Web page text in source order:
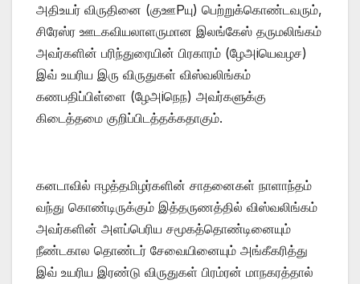
அதிஉயர் விருதினை (குஊPயு) பெற்றுக்கொண்டவரும்,
சிரேஸ்ர ஊடகவியலாளருமான இலங்கேஸ் தருமலிங்கம்
அவர்களின் பரிந்துரையின் பிரகாரம் (ழேஅiயெவழச)
இவ் உயரிய இரு விருதுகள் விஸ்வலிங்கம்
கணபதிப்பிள்ளை (ழேஅiநெந) அவர்களுக்கு
கிடைத்தமை குறிப்பிடத்தக்கதாகும்.
கனடாவில் ஈழத்தமிழர்களின் சாதனைகள் நாளாந்தம்
வந்து கொண்டிருக்கும் இத்தருணத்தில் விஸ்வலிங்கம்
அவர்களின் அளப்பெரிய சமூகத்தொண்டினையும்
நீண்டகால தொண்டர் சேவையினையும் அங்கீகரித்து
இவ் உயரிய இரண்டு விருதுகள் பிரம்ரன் மாநகரத்தால்